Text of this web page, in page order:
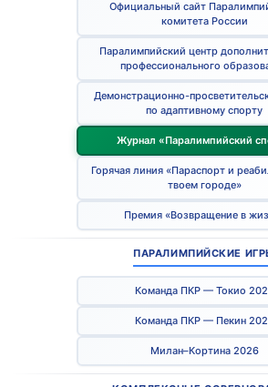
Официальный сайт
комитета России
Паралимпийский центр
профессионального
Демонстрационно-
по адаптивному спорту
Журнал «Паралимпийский
Горячая линия «Параспорт и
твоем городе»
Премия «Возвращение в
ПАРАЛИМПИЙСКИЕ
Команда ПКР — Токио
Команда ПКР — Пекин
Милан–Кортина 2026